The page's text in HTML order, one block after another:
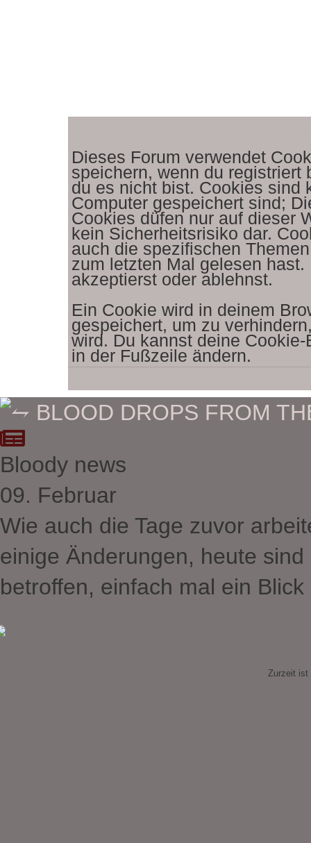
Dieses Forum verwendet
speichern, wenn du
du es nicht bist. Cookies sind
Computer gespeichert sind;
Cookies düfen nur auf dieser
kein Sicherheitsrisiko dar.
auch die spezifischen
zum letzten Mal gelesen
akzeptierst oder ablehnst.
Ein Cookie wird in deinem
gespeichert, um zu
wird. Du kannst deine
in der Fußzeile ändern.
Bloody news
09. Februar
Wie auch die Tage zuvor
einige Änderungen, heute
betroffen, einfach mal ein
Zurzeit ist